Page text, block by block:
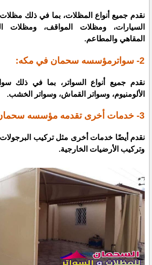
نقدم جميع أنواع المظلات، بما في ذلك
السيارات، ومظلات المواقف، ومظلات
المقاهي والمطاعم.
2- سواتر مؤسسه سحمان في مكه:
الألومنيوم، وسواتر القماش، وسواتر الخشب.
3- خدمات أخرى تقدمه مؤسسه
نقدم أيضًا خدمات أخرى مثل تركيب
وتركيب الأرضيات الخارجية.